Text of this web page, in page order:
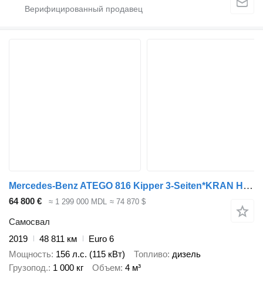
Mercedes-Benz ATEGO 816 Kipper 3-Seiten*KRAN HIAB X 078*2xAHK
64 800 € ≈ 1 299 000 MDL ≈ 74 870 $
Самосвал
2019
48 811 км
Euro 6
Мощность 156 л.с. (115 кВт) Топливо дизель
Грузопод. 1 000 кг Объем 4 м³